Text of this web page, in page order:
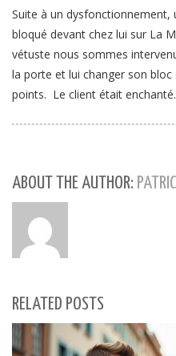
Suite à un dysfonctionnement,
bloqué devant chez lui sur La
vétuste nous sommes
la porte et lui changer son
points. Le client était enchanté.
ABOUT THE AUTHOR:
RELATED POSTS